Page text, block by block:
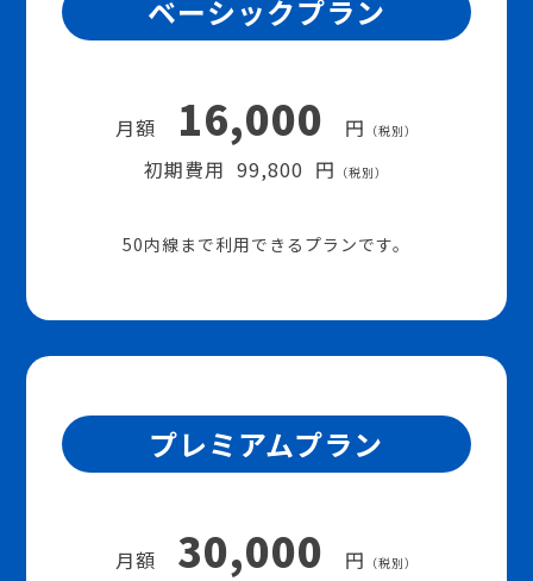
ベーシックプラン
月額 16,000 円 （税別）
初期費用 99,800 円 （税別）
50内線まで利用できるプランです。
プレミアムプラン
月額 30,000 円 （税別）